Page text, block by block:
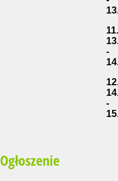
11.
-
-
Ogłoszenie